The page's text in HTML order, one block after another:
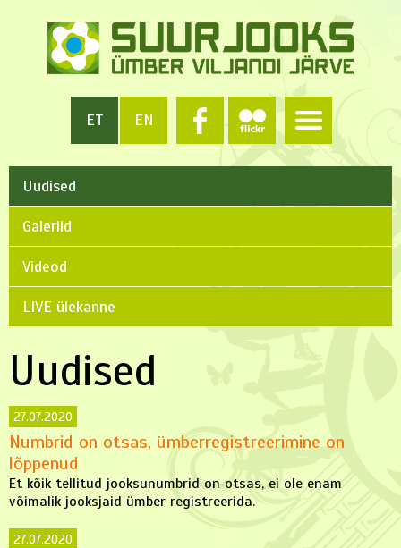
ET EN
Uudised
Galeriid
Videod
LIVE ülekanne
Uudised
27.07.2020
Numbrid on otsas, ümberregistreerimine on
lõppenud
Et kõik tellitud jooksunumbrid on otsas, ei ole enam
võimalik jooksjaid ümber registreerida.
27.07.2020